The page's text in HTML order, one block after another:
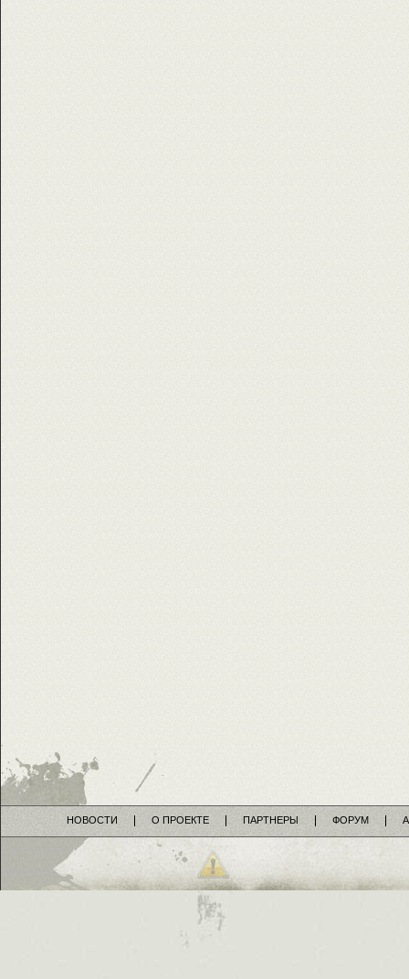
НОВОСТИ О ПРОЕКТЕ ПАРТНЕРЫ ФОРУМ